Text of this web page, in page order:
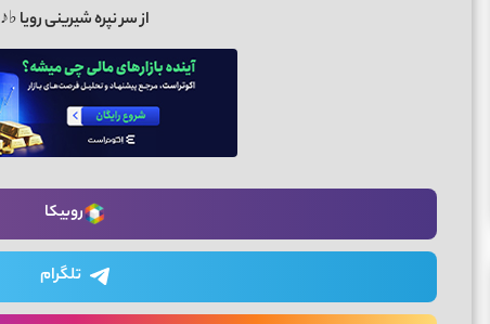
از سر نپره شیرینی رویا ♭♪
روبیکا
تلگرام